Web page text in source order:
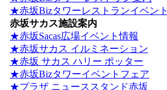
★赤坂Bizタワーレストランイベント
赤坂サカス施設案内
★赤坂Sacas広場イベント情報
★赤坂サカス イルミネーション
★赤坂 サカス ハリー ポッター
★赤坂Bizタワーイベントフェア
★プラザ ニューススタンド赤坂